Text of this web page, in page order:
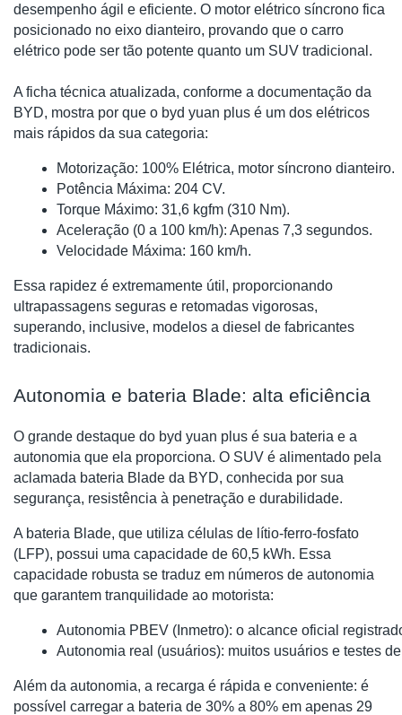
desempenho ágil e eficiente. O motor elétrico síncrono fica
posicionado no eixo dianteiro, provando que o carro
elétrico pode ser tão potente quanto um SUV tradicional.
A ficha técnica atualizada, conforme a documentação da
BYD, mostra por que o byd yuan plus é um dos elétricos
mais rápidos da sua categoria:
Motorização: 100% Elétrica, motor síncrono dianteiro.
Potência Máxima: 204 CV.
Torque Máximo: 31,6 kgfm (310 Nm).
Aceleração (0 a 100 km/h): Apenas 7,3 segundos.
Velocidade Máxima: 160 km/h.
Essa rapidez é extremamente útil, proporcionando
ultrapassagens seguras e retomadas vigorosas,
superando, inclusive, modelos a diesel de fabricantes
tradicionais.
Autonomia e bateria Blade: alta eficiência
O grande destaque do byd yuan plus é sua bateria e a
autonomia que ela proporciona. O SUV é alimentado pela
aclamada bateria Blade da BYD, conhecida por sua
segurança, resistência à penetração e durabilidade.
A bateria Blade, que utiliza células de lítio-ferro-fosfato
(LFP), possui uma capacidade de 60,5 kWh. Essa
capacidade robusta se traduz em números de autonomia
que garantem tranquilidade ao motorista:
Autonomia PBEV (Inmetro): o alcance oficial
Autonomia real (usuários): muitos usuários e testes
Além da autonomia, a recarga é rápida e conveniente: é
possível carregar a bateria de 30% a 80% em apenas 29